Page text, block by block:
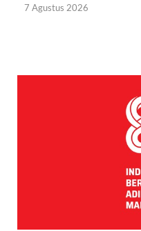
7 Agustus 2026